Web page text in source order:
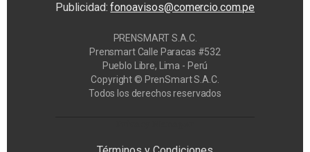
Publicidad:fonoavisos@comercio.com.pe
PRENSMART S.A.C.
Prensmart Calle Paracas #532
Pueblo Libre, Lima - Perú
Copyright © PrenSmart S.A.C.
Todos los derechos reservados